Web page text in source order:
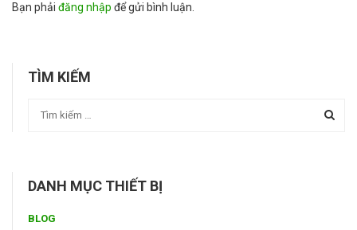
Bạn phải đăng nhập để gửi bình luận.
TÌM KIẾM
DANH MỤC THIẾT BỊ
BLOG